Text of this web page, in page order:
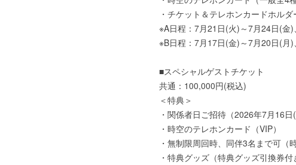
・チケット＆テレホンカードホルダ
※A日程：7月21日(火)～7月24日(金
※B日程：7月17日(金)～7月20日(月
■スペシャルゲストチケット
共通：100,000円(税込)
＜特典＞
・関係者日ご招待（2026年7月16
・時空のテレホンカード（VIP）
・無制限周回時、同伴3名まで可（
・特典グッズ（特典グッズ引換券